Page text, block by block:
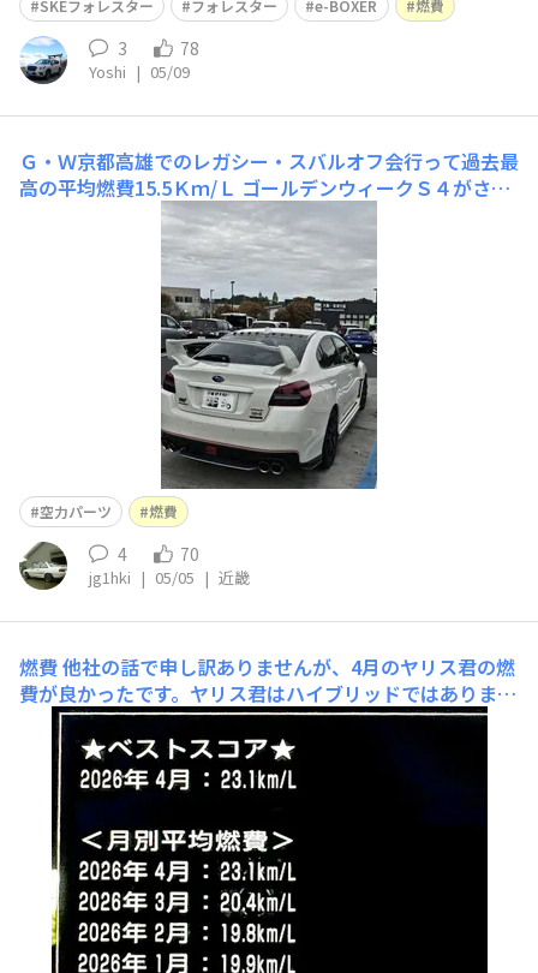
SKEフォレスター フォレスター e-BOXER 燃費
3 78
Yoshi | 05/09
Ｇ・Ｗ京都高雄でのレガシー・スバルオフ会行って過去最
高の平均燃費15.5Ｋｍ/Ｌ ゴールデンウィークＳ４がさみ
しいと長距離ドライブを誘っている丁度京都高雄パークウ
ェイでレガシー・スバルのオフ会がありＳ4の空力パーツ
の確認を兼ね参加してきました（日帰り往復1200ｋｍド
ライブ）スバ学生徒さんもちらほら見かけレガシー愛を見
せつけられてきました肝心の燃費は過去一番平均燃費15.5
空力パーツ 燃費
4 70
jg1hki | 05/05 | 近畿
燃費他社の話で申し訳ありませんが、4月のヤリス君の燃
費が良かったです。ヤリス君はハイブリッドではありませ
ん😅4月の運転評価も良かったです。レヴォーグ君は20K
mの散歩での燃費です。ヤリス君は1LのFF車レヴォーグ君
は2.4LターボのAWDなのですがそれを考えるとかなり良
い燃費だと思います👍